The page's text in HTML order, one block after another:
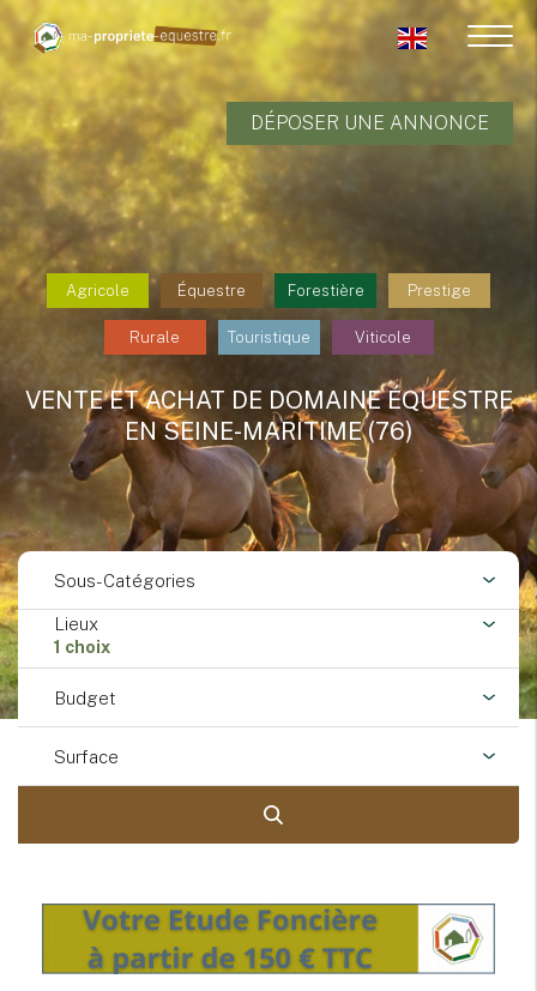
DÉPOSER UNE ANNONCE
Agricole Équestre Forestière Prestige
Rurale Touristique Viticole
VENTE ET ACHAT DE DOMAINE ÉQUESTRE
EN SEINE-MARITIME (76)
Sous-Catégories
Lieux
1 choix
Budget
Surface